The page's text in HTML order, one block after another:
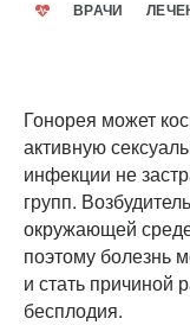
ВРАЧИ
Гонорея может
активную
инфекции не
групп.
окружающей
поэтому болезнь
и стать причиной
бесплодия.